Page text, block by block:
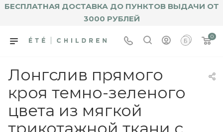
БЕСПЛАТНАЯ ДОСТАВКА ДО ПУНКТОВ ВЫДАЧИ ОТ
3000 РУБЛЕЙ
0
Лонгслив прямого
кроя темно-зеленого
цвета из мягкой
трикотажной ткани с